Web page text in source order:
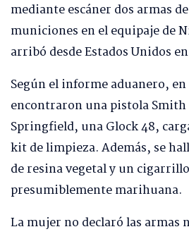
mediante escáner dos armas
municiones en el equipaje de
arribó desde Estados Unidos
Según el informe aduanero,
encontraron una pistola Smith
Springfield, una Glock 48,
kit de limpieza. Además, se
de resina vegetal y un
presumiblemente marihuana.
La mujer no declaró las armas